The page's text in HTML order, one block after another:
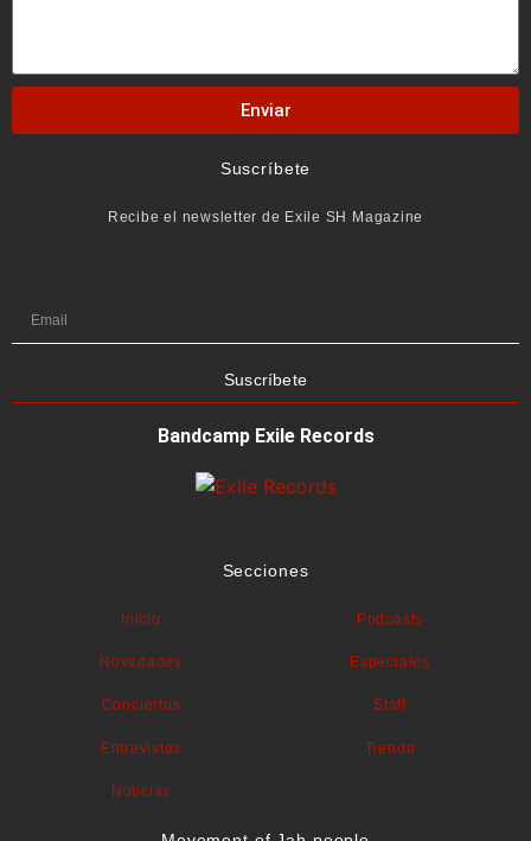
Enviar
Suscríbete
Recibe el newsletter de Exile SH Magazine
Suscríbete
Bandcamp Exile Records
Secciones
Inicio
Novedades
Conciertos
Entrevistas
Noticias
Podcasts
Especiales
Staff
Tienda